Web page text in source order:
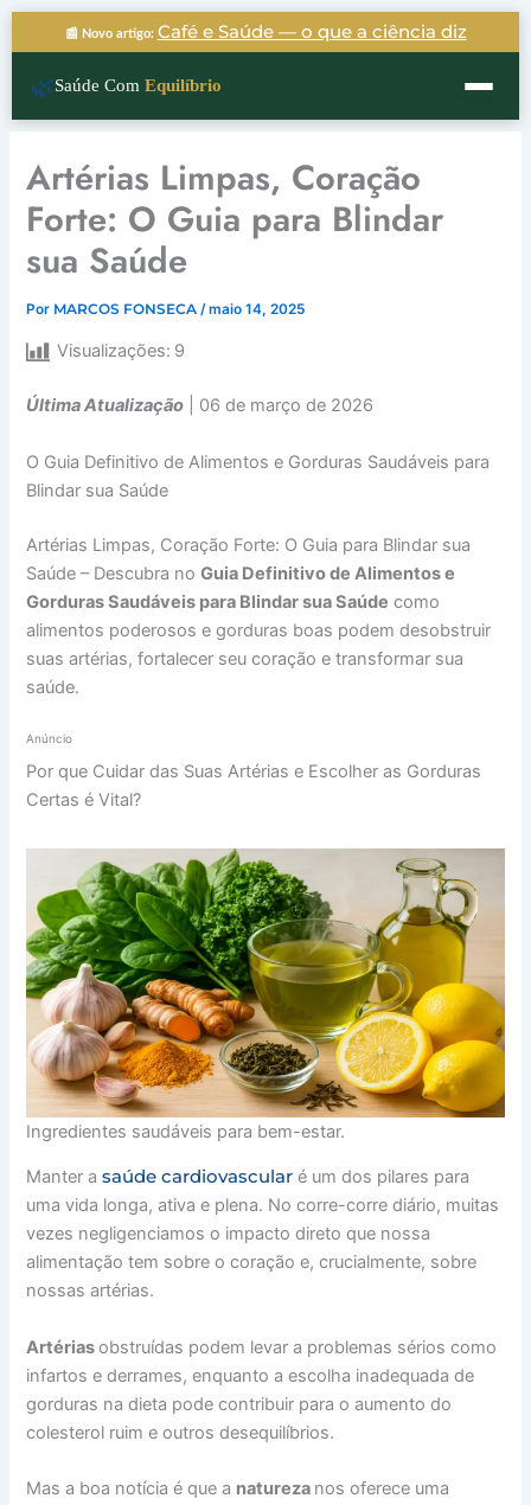
conteúdo
📰 Novo artigo: Café e Saúde — o que a ciência diz
🌿Saúde Com Equilíbrio
Artérias Limpas, Coração
Forte: O Guia para Blindar
sua Saúde
Por MARCOS FONSECA/maio 14, 2025
Visualizações: 9
Última Atualização | 06 de março de 2026
O Guia Definitivo de Alimentos e Gorduras Saudáveis para
Blindar sua Saúde
Artérias Limpas, Coração Forte: O Guia para Blindar sua
Saúde – Descubra noGuia Definitivo de Alimentos e
Gorduras Saudáveis para Blindar sua Saúde como
alimentos poderosos e gorduras boas podem desobstruir
suas artérias, fortalecer seu coração e transformar sua
saúde.
Anúncio
Por que Cuidar das Suas Artérias e Escolher as Gorduras
Certas é Vital?
Ingredientes saudáveis para bem-estar.
Manter asaúde cardiovascular é um dos pilares para
uma vida longa, ativa e plena. No corre-corre diário, muitas
vezes negligenciamos o impacto direto que nossa
alimentação tem sobre o coração e, crucialmente, sobre
nossas artérias.
Artériasobstruídas podem levar a problemas sérios como
infartos e derrames, enquanto a escolha inadequada de
gorduras na dieta pode contribuir para o aumento do
colesterol ruim e outros desequilíbrios.
Mas a boa notícia é que a natureza nos oferece uma